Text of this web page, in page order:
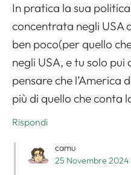
In pratica la sua
concentrata negli USA
ben poco(per quello
negli USA, e tu solo pui
pensare che l’America
più di quello che conta
Rispondi
camu
25 Novembre 2024